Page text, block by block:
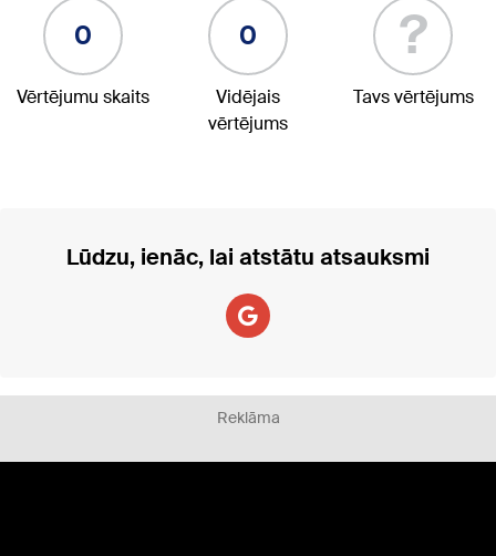
0
Vērtējumu skaits
0
Vidējais
vērtējums
?
Tavs vērtējums
Lūdzu, ienāc, lai atstātu atsauksmi
Reklāma